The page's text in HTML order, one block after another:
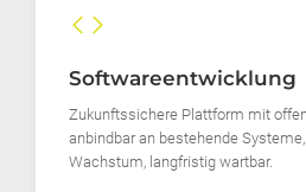
code
Softwareentwicklung
Zukunftssichere Plattform mit
anbindbar an bestehende
Wachstum, langfristig wartbar.